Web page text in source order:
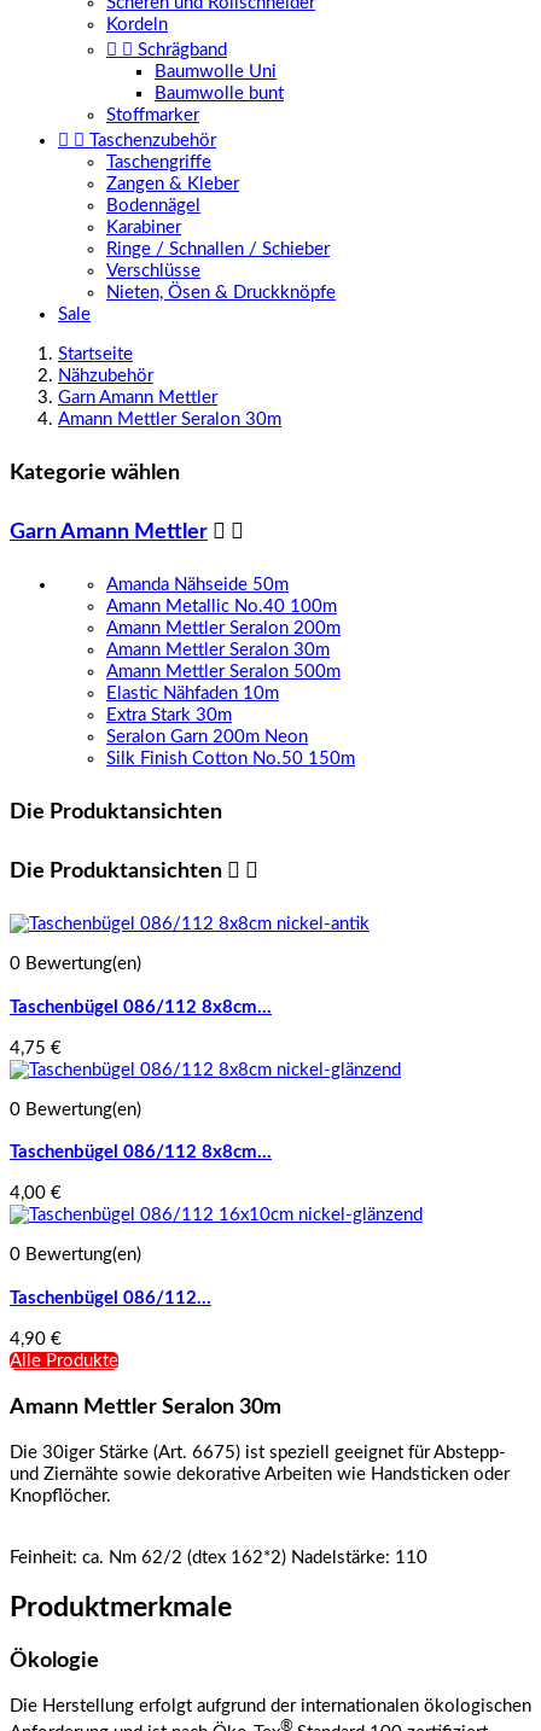
Kordeln
  Schrägband
Baumwolle Uni
Baumwolle bunt
Stoffmarker
 
Taschenzubehör
Taschengriffe
Zangen & Kleber
Bodennägel
Karabiner
Ringe / Schnallen / Schieber
Verschlüsse
Nieten, Ösen & Druckknöpfe
Sale
Startseite
Nähzubehör
Garn Amann Mettler
Amann Mettler Seralon 30m
Kategorie wählen
Garn Amann Mettler  
Amanda Nähseide 50m
Amann Metallic No.40 100m
Amann Mettler Seralon 200m
Amann Mettler Seralon 30m
Amann Mettler Seralon 500m
Elastic Nähfaden 10m
Extra Stark 30m
Seralon Garn 200m Neon
Silk Finish Cotton No.50 150m
Die Produktansichten
Die Produktansichten  
0 Bewertung(en)
Taschenbügel 086/112 8x8cm...
4,75 €
0 Bewertung(en)
Taschenbügel 086/112 8x8cm...
4,00 €
0 Bewertung(en)
Taschenbügel 086/112...
4,90 €
Alle Produkte
Amann Mettler Seralon 30m
Die 30iger Stärke (Art. 6675) ist speziell geeignet für Abstepp-
und Ziernähte sowie dekorative Arbeiten wie Handsticken oder
Knopflöcher.
Feinheit: ca. Nm 62/2 (dtex 162*2) Nadelstärke: 110
Produktmerkmale
Ökologie
Die Herstellung erfolgt aufgrund der internationalen ökologischen
®